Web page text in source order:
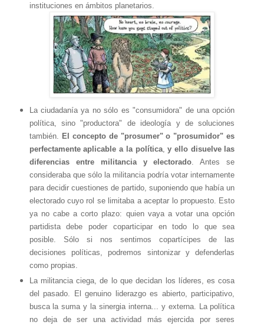
instituciones en ámbitos planetarios.
La ciudadanía ya no sólo es "consumidora" de una opción
política, sino "productora" de ideología y de soluciones
también. El concepto de "prosumer" o "prosumidor" es
perfectamente aplicable a la política,y ello disuelve las
diferencias entre militancia y electorado. Antes se
consideraba que sólo la militancia podría votar internamente
para decidir cuestiones de partido, suponiendo que había un
electorado cuyo rol se limitaba a aceptar lo propuesto. Esto
ya no cabe a corto plazo: quien vaya a votar una opción
partidista debe poder coparticipar en todo lo que sea
posible. Sólo si nos sentimos copartícipes de las
decisiones políticas, podremos sintonizar y defenderlas
como propias.
La militancia ciega, de lo que decidan los líderes, es cosa
del pasado. El genuino liderazgo es abierto, participativo,
busca la suma y la sinergia interna... y externa. La política
no deja de ser una actividad más ejercida por seres